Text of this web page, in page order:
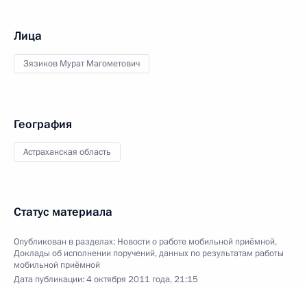
Лица
Зязиков Мурат Магометович
География
Астраханская область
Статус материала
Опубликован в разделах: Новости о работе мобильной приёмной,
Доклады об исполнении поручений, данных по результатам работы
мобильной приёмной
Дата публикации:4 октября 2011 года, 21:15